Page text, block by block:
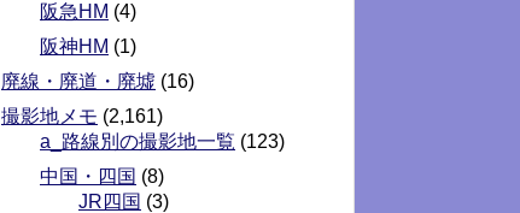
阪急HM (4)
阪神HM (1)
廃線・廃道・廃墟 (16)
撮影地メモ (2,161)
a_路線別の撮影地一覧 (123)
中国・四国 (8)
JR四国 (3)